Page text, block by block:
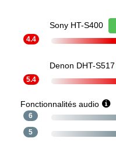
Sony HT-S400
4.4
Denon DHT-S517
5.4
Fonctionnalités audio
6
5